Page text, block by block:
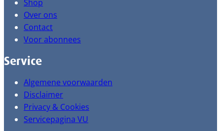
Shop
Over ons
Contact
Voor abonnees
Service
Algemene voorwaarden
Disclaimer
Privacy & Cookies
Servicepagina VU